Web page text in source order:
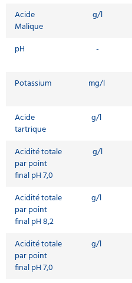
Acide
Malique
g/l
pH
-
Potassium
mg/l
Acide
tartrique
g/l
Acidité totale
par point
final pH 7,0
g/l
Acidité totale
par point
final pH 8,2
g/l
Acidité totale
par point
final pH 7,0
g/l